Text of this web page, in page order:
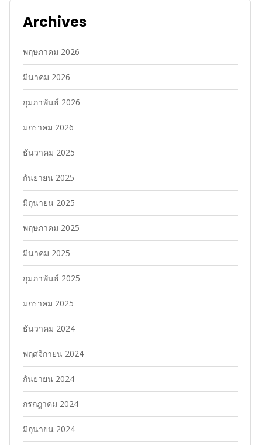
Archives
พฤษภาคม 2026
มีนาคม 2026
กุมภาพันธ์ 2026
มกราคม 2026
ธันวาคม 2025
กันยายน 2025
มิถุนายน 2025
พฤษภาคม 2025
มีนาคม 2025
กุมภาพันธ์ 2025
มกราคม 2025
ธันวาคม 2024
พฤศจิกายน 2024
กันยายน 2024
กรกฎาคม 2024
มิถุนายน 2024